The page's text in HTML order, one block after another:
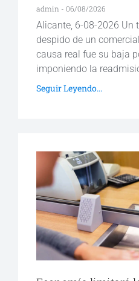
admin 06/08/2026
Alicante, 6-08-2026 Un
despido de un
causa real fue su baja
imponiendo la
Seguir Leyendo...